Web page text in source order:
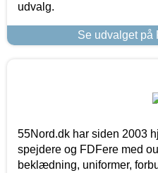
udvalg.
Se udvalget på
55Nord.dk har siden 2003
spejdere og FDFere med
beklædning, uniformer,